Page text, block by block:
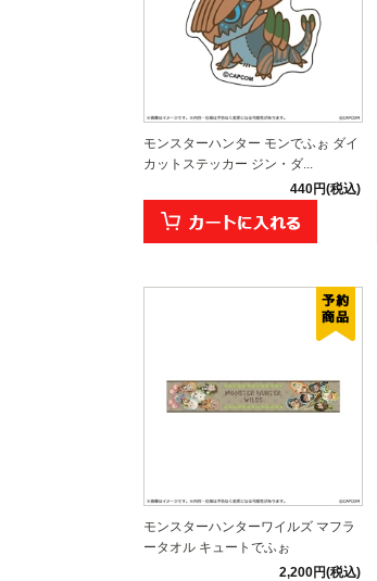
モンスターハンター モンでふぉ ダイ
カットステッカー ジン・ダ...
440円(税込)
モンスターハンターワイルズ マフラ
ータオル キュートでふぉ
2,200円(税込)